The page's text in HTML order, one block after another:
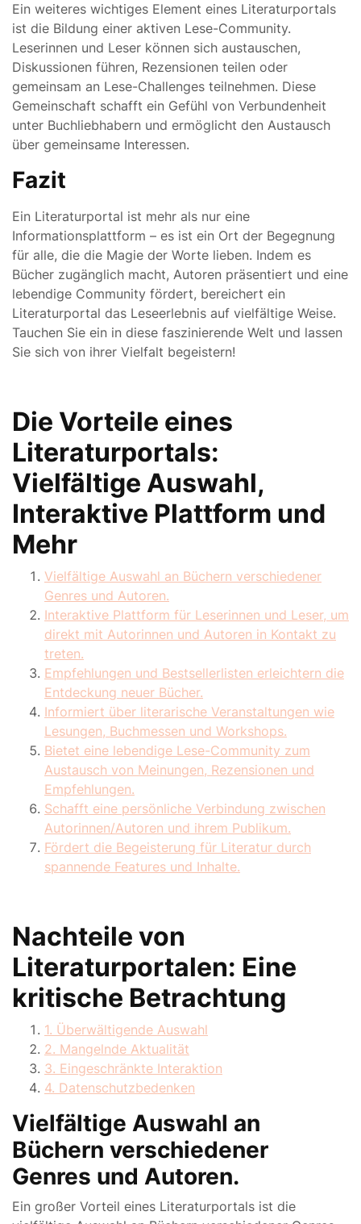
Ein weiteres wichtiges Element eines Literaturportals
ist die Bildung einer aktiven Lese-Community.
Leserinnen und Leser können sich austauschen,
Diskussionen führen, Rezensionen teilen oder
gemeinsam an Lese-Challenges teilnehmen. Diese
Gemeinschaft schafft ein Gefühl von Verbundenheit
unter Buchliebhabern und ermöglicht den Austausch
über gemeinsame Interessen.
Fazit
Ein Literaturportal ist mehr als nur eine
Informationsplattform – es ist ein Ort der Begegnung
für alle, die die Magie der Worte lieben. Indem es
Bücher zugänglich macht, Autoren präsentiert und eine
lebendige Community fördert, bereichert ein
Literaturportal das Leseerlebnis auf vielfältige Weise.
Tauchen Sie ein in diese faszinierende Welt und lassen
Sie sich von ihrer Vielfalt begeistern!
Die Vorteile eines
Literaturportals:
Vielfältige Auswahl,
Interaktive Plattform und
Mehr
Vielfältige Auswahl an Büchern verschiedener
Genres und Autoren.
Interaktive Plattform für Leserinnen und Leser, um
direkt mit Autorinnen und Autoren in Kontakt zu
treten.
Empfehlungen und Bestsellerlisten erleichtern die
Entdeckung neuer Bücher.
Informiert über literarische Veranstaltungen wie
Lesungen, Buchmessen und Workshops.
Bietet eine lebendige Lese-Community zum
Austausch von Meinungen, Rezensionen und
Empfehlungen.
Schafft eine persönliche Verbindung zwischen
Autorinnen/Autoren und ihrem Publikum.
Fördert die Begeisterung für Literatur durch
spannende Features und Inhalte.
Nachteile von
Literaturportalen: Eine
kritische Betrachtung
1. Überwältigende Auswahl
2. Mangelnde Aktualität
3. Eingeschränkte Interaktion
4. Datenschutzbedenken
Vielfältige Auswahl an
Büchern verschiedener
Genres und Autoren.
Ein großer Vorteil eines Literaturportals ist die